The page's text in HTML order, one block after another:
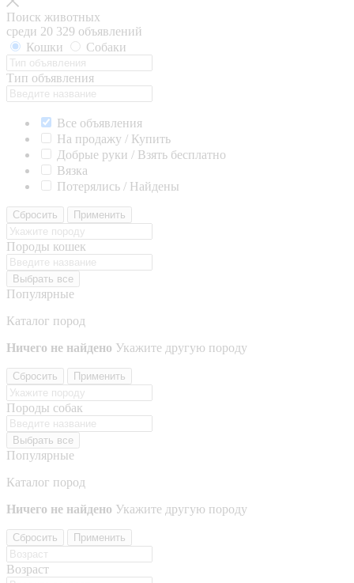
Поиск животных
среди 20 329 объявлений
Кошки
Собаки
Тип объявления
Все объявления
На продажу / Купить
Добрые руки / Взять бесплатно
Вязка
Потерялись / Найдены
Сбросить Применить
Породы кошек
Выбрать все
Популярные
Каталог пород
Ничего не найдено Укажите другую породу
Сбросить Применить
Породы собак
Выбрать все
Популярные
Каталог пород
Ничего не найдено Укажите другую породу
Сбросить Применить
Возраст